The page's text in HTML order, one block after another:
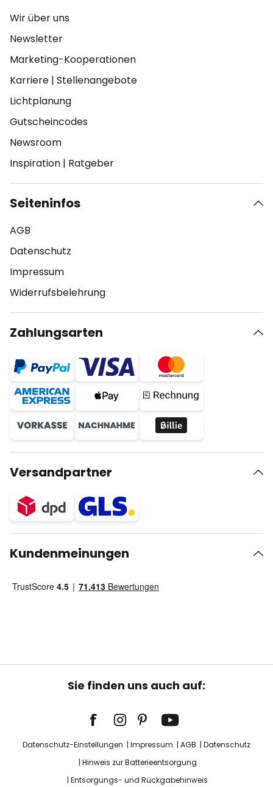
Wir über uns
Newsletter
Marketing-Kooperationen
Karriere | Stellenangebote
Lichtplanung
Gutscheincodes
Newsroom
Inspiration | Ratgeber
Seiteninfos
AGB
Datenschutz
Impressum
Widerrufsbelehrung
Zahlungsarten
Versandpartner
Kundenmeinungen
Sie finden uns auch auf:
Datenschutz-Einstellungen Impressum AGB
Datenschutz
Hinweis zur Batterieentsorgung
Entsorgungs- und Rückgabehinweis